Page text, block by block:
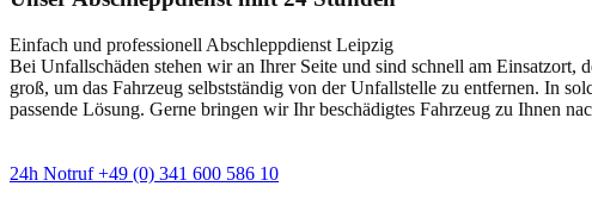
Einfach und professionell Abschleppdienst Leipzig
Bei Unfallschäden stehen wir an Ihrer Seite und sind schnell am
groß, um das Fahrzeug selbstständig von der Unfallstelle zu entfernen. In
passende Lösung. Gerne bringen wir Ihr beschädigtes Fahrzeug zu Ihnen
24h Notruf +49 (0) 341 600 586 10